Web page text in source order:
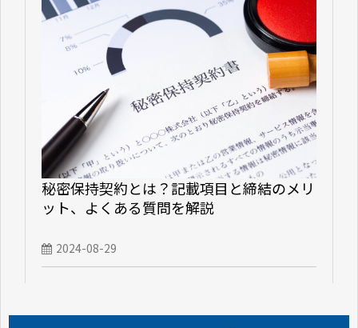
秘密保持契約とは？記載項目と締結のメリ
ット、よくある質問を解説
2024-08-29